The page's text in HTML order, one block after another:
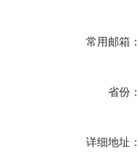
常用邮箱
省份
详细地址